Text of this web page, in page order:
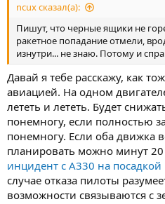
ncux сказал(а):
Пишут, что черные ящики не
ракетное попадание отмели,
изнутри... не знаю. Потому и
Давай я тебе расскажу, как
авиацией. На одном
лететь и лететь. Будет
понемногу, если полностью
понемногу. Если оба движка
планировать можно минут 20
инцидент с А330 на посадкой
случае отказа пилоты
возможности связываются с